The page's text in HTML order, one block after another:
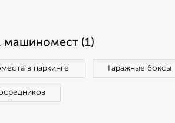
машиномест (1)
в паркинге Гаражные боксы